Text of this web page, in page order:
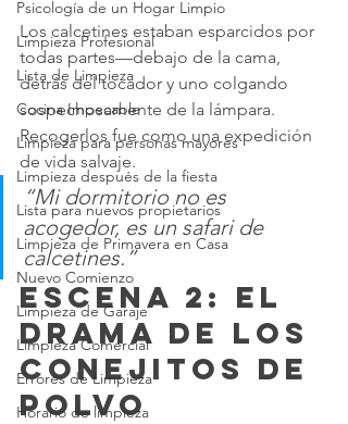
Psicología de un Hogar Limpio
Limpieza Profesional
Lista de Limpieza
Cocina Impecable
Limpieza para personas mayores
Limpieza después de la fiesta
Lista para nuevos propietarios
Limpieza de Primavera en Casa
Nuevo Comienzo
Limpieza de Garaje
Limpieza Comercial
Errores de Limpieza
Horario de limpieza
Los calcetines estaban esparcidos por
todas partes—debajo de la cama,
detrás del tocador y uno colgando
sospechosamente de la lámpara.
Recogerlos fue como una expedición
de vida salvaje.
“Mi dormitorio no es
acogedor, es un safari de
calcetines.”
Escena 2: El
drama de los
conejitos de
polvo